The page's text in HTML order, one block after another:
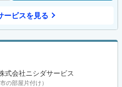
ービスを見る
式会社ニシダサービス
の部屋片付け）